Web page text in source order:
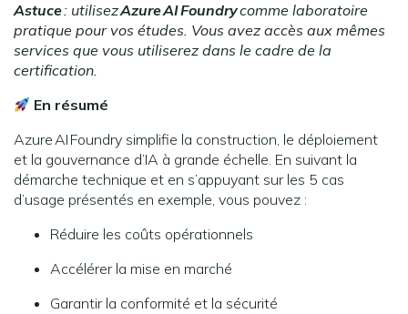
Astuce: utilisezAzureAIFoundrycomme laboratoire
pratique pour vos études. Vous avez accès aux mêmes
services que vous utiliserez dans le cadre de la
certification.
En résumé
Azure AI Foundry simplifie la construction, le déploiement
et la gouvernance d’IA à grande échelle. En suivant la
démarche technique et en s’appuyant sur les 5 cas
d’usage présentés en exemple, vous pouvez :
Réduire les coûts opérationnels
Accélérer la mise en marché
Garantir la conformité et la sécurité